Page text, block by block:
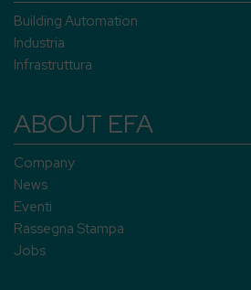
Building Automation
Industria
Infrastruttura
ABOUT EFA
Company
News
Eventi
Rassegna Stampa
Jobs